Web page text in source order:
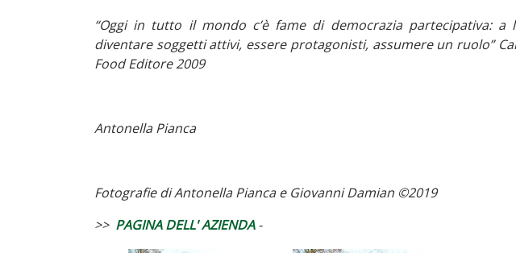
“Oggi in tutto il mondo c’è fame di democrazia partecipativa:
diventare soggetti attivi, essere protagonisti, assumere un ruolo”
Food Editore 2009
Antonella Pianca
Fotografie di Antonella Pianca e Giovanni Damian ©2019
>> PAGINA DELL' AZIENDA-